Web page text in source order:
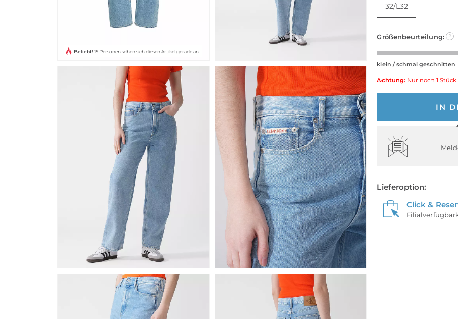
Beliebt! 15 Personen sehen sich diesen Artikel gerade an
32/L32
Größenbeurteilung: ?
klein / schmal geschnitten
Achtung: Nur noch 1
IN
Lieferoption:
Click &